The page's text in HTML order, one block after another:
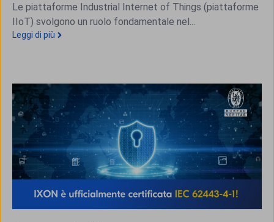
Le piattaforme Industrial Internet of Things (piattaforme
IIoT) svolgono un ruolo fondamentale nel...
Leggi di più